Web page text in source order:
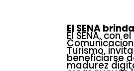
El SENA
El SENA, con
Turismo,
beneficiarse
madurez